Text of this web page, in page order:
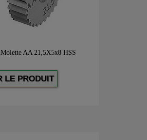
Molette AA 21,5X5x8 HSS
LE PRODUIT